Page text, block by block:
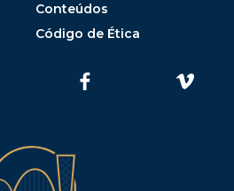
Conteúdos
Código de Ética